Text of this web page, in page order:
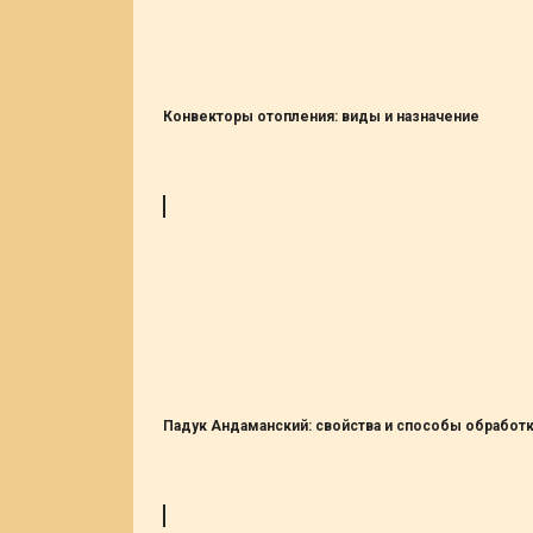
Конвекторы отопления: виды и назначение
Падук Андаманский: свойства и способы